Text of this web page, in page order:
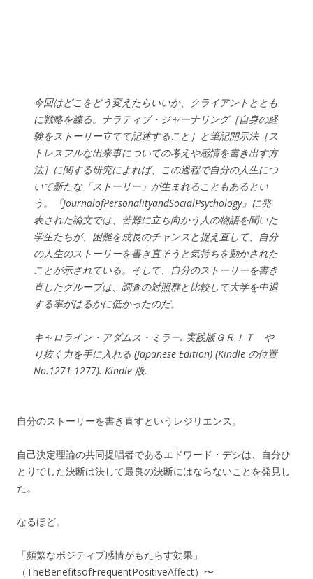
今回はどこをどう変えたらいいか、クライアントととも
に戦略を練る。ナラティブ・ジャーナリング［自身の経
験をストーリー立てて記述すること］と筆記開示法［ス
トレスフルな出来事についての考えや感情を書き出す方
法］に関する研究によれば、この過程で自分の人生につ
いて新たな「ストーリー」が生まれることもあるとい
う。『JournalofPersonalityandSocialPsychology』に発
表された論文では、苦難に立ち向かう人の物語を聞いた
学生たちが、困難を成長のチャンスと捉え直して、自分
の人生のストーリーを書き直そうと気持ちを動かされた
ことが示されている。そして、自分のストーリーを書き
直したグループは、調査の対照群と比較して大学を中退
する率がはるかに低かったのだ。
キャロライン・アダムス・ミラー. 実践版ＧＲＩＴ や
り抜く力を手に入れる (Japanese Edition) (Kindle の位置
No.1271-1277). Kindle 版.
自分のストーリーを書き直すというレジリエンス。
自己決定理論の共同提唱者であるエドワード・デシは、自分ひ
とりでした決断は決して最良の決断にはならないことを発見し
た。
なるほど。
「頻繁なポジティブ感情がもたらす効果」
（TheBenefitsofFrequentPositiveAffect）〜